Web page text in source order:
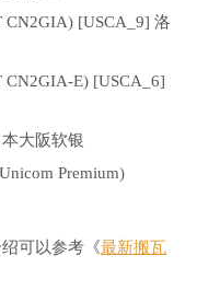
CN2GIA) [USCA_9] 洛
CN2GIA-E) [USCA_6]
本大阪软银
Premium)
可以参考《最新搬瓦